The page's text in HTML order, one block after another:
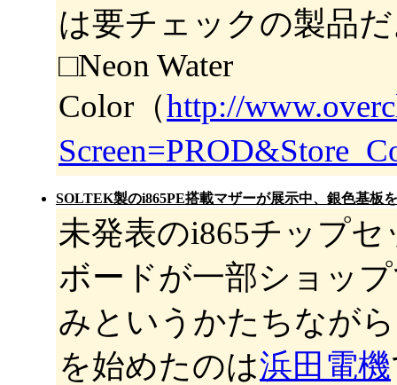
は要チェックの製品
□Neon Water
Color（http://
SOLTEK製のi865PE搭載マザーが展示中、銀色基板
未発表のi865チップセ
ボードが一部ショッ
みというかたちなが
を始めたのは浜田電機